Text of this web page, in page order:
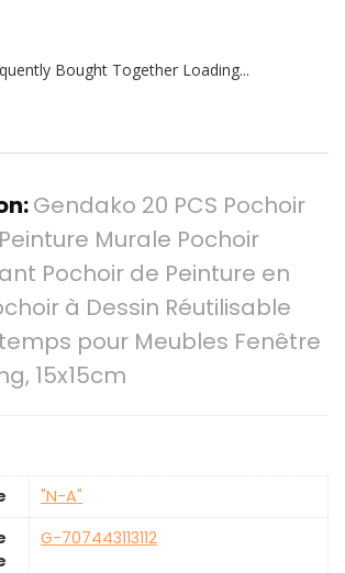
Bought Together Loading...
Gendako 20 PCS Pochoir
Murale Pochoir
Pochoir de Peinture en
à Dessin Réutilisable
pour Meubles Fenêtre
15x15cm
‎"N-A"
‎G-707443113112